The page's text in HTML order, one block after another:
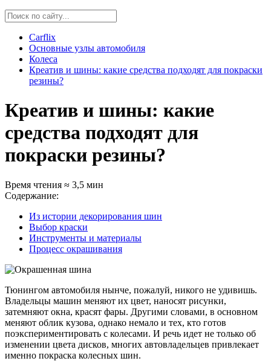
Carflix
Основные узлы автомобиля
Колеса
Креатив и шины: какие средства подходят для покраски
резины?
Креатив и шины: какие
средства подходят для
покраски резины?
Время чтения ≈ 3,5 мин
Содержание:
Из истории декорирования шин
Выбор краски
Инструменты и материалы
Процесс окрашивания
Тюнингом автомобиля нынче, пожалуй, никого не удивишь.
Владельцы машин меняют их цвет, наносят рисунки,
затемняют окна, красят фары. Другими словами, в основном
меняют облик кузова, однако немало и тех, кто готов
поэкспериментировать с колесами. И речь идет не только об
изменении цвета дисков, многих автовладельцев привлекает
именно покраска колесных шин.